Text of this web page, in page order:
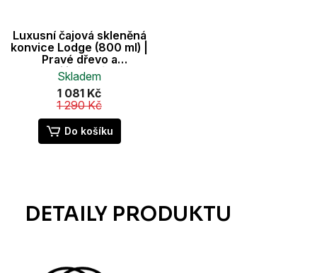
Luxusní čajová skleněná
konvice Lodge (800 ml) |
Pravé dřevo a
borosilikátové sklo
Skladem
1 081 Kč
1 290 Kč
Do košíku